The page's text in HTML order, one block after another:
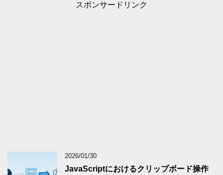
スポンサードリンク
2026/01/30
JavaScriptにおけるクリップボード操作